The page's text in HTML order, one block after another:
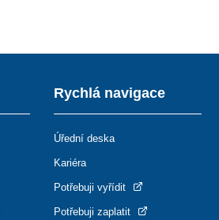
Rychlá navigace
Úřední deska
Kariéra
Potřebuji vyřídit
Potřebuji zaplatit